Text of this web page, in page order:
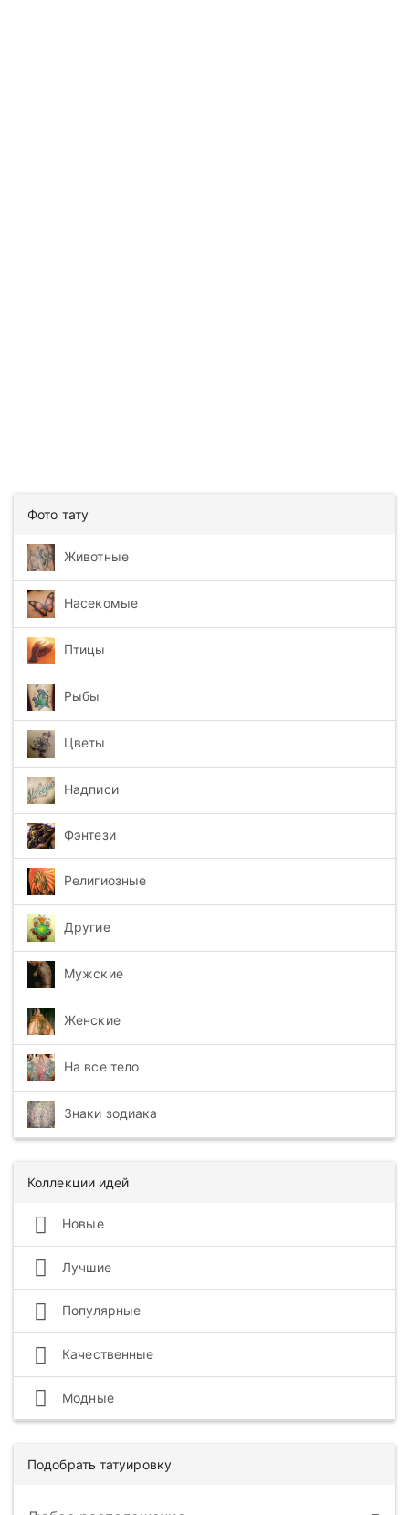
Фото тату
Животные
Насекомые
Птицы
Рыбы
Цветы
Надписи
Фэнтези
Религиозные
Другие
Мужские
Женские
На все тело
Знаки зодиака
Коллекции идей
Новые
Лучшие
Популярные
Качественные
Модные
Подобрать татуировку